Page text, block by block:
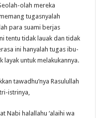
olah mereka
tugasnyalah
para suami berjas
tentu tidak lauak dan tidak
ini hanyalah tugas ibu-
layak untuk melakukannya.
tawadhu’nya Rasulullah
istrinya,
Nabi halallahu ‘alaihi wa